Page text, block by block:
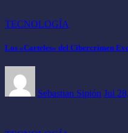
TECNOLOGÍA
Los «Carteles» del Cibercrimen
Sebastian Sipión Jul